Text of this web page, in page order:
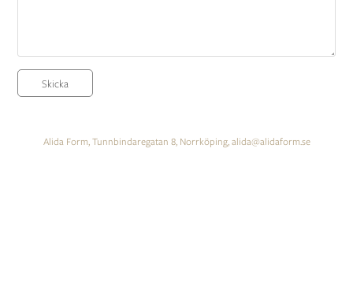
Skicka
Alida Form, Tunnbindaregatan 8, Norrköping, alida@alidaform.se